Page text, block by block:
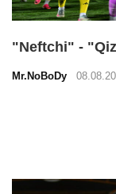
"Neftchi" -
Mr.NoBoDy